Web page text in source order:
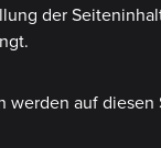
der
werden auf